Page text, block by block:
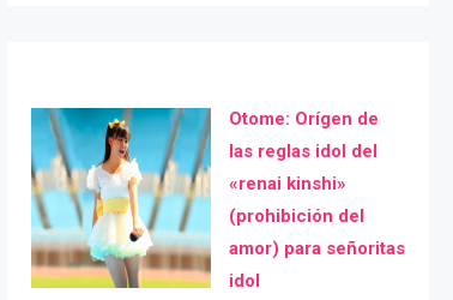
Otome: Orígen de
las reglas idol del
«renai kinshi»
(prohibición del
amor) para señoritas
idol